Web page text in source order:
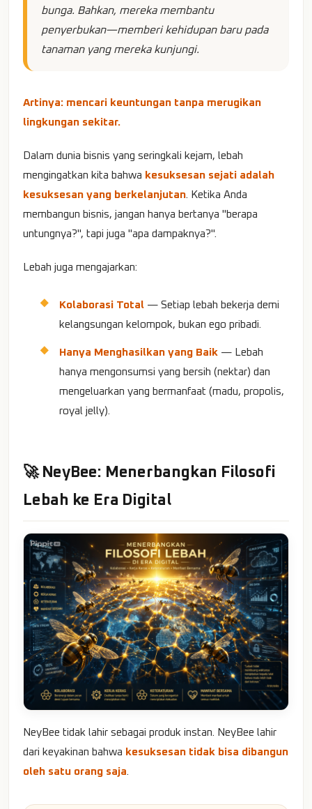
bunga. Bahkan, mereka membantu
penyerbukan—memberi kehidupan baru pada
tanaman yang mereka kunjungi.
Artinya: mencari keuntungan tanpa merugikan
lingkungan sekitar.
Dalam dunia bisnis yang seringkali kejam, lebah
mengingatkan kita bahwa kesuksesan sejati adalah
kesuksesan yang berkelanjutan . Ketika Anda
membangun bisnis, jangan hanya bertanya "berapa
untungnya?", tapi juga "apa dampaknya?".
Lebah juga mengajarkan:
Kolaborasi Total — Setiap lebah bekerja demi
kelangsungan kelompok, bukan ego pribadi.
Hanya Menghasilkan yang Baik — Lebah
hanya mengonsumsi yang bersih (nektar) dan
mengeluarkan yang bermanfaat (madu, propolis,
royal jelly).
🚀 NeyBee: Menerbangkan Filosofi
Lebah ke Era Digital
NeyBee tidak lahir sebagai produk instan. NeyBee lahir
dari keyakinan bahwa kesuksesan tidak bisa dibangun
oleh satu orang saja